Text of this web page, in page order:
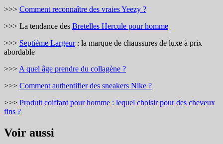
>>> Comment reconnaître des vraies Yeezy ?
>>> La tendance des Bretelles Hercule pour homme
>>> Septième Largeur: la marque de chaussures de luxe à prix
abordable
>>>A quel âge prendre du collagène ?
>>> Comment authentifier des sneakers Nike ?
>>> Produit coiffant pour homme : lequel choisir pour des cheveux
fins ?
Voir aussi